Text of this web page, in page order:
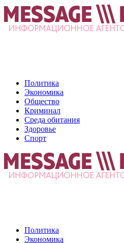
Политика
Экономика
Общество
Криминал
Среда обитания
Здоровье
Спорт
Политика
Экономика